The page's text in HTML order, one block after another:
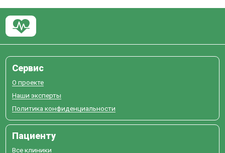
Сервис
О проекте
Наши эксперты
Политика конфиденциальности
Пациенту
Все клиники